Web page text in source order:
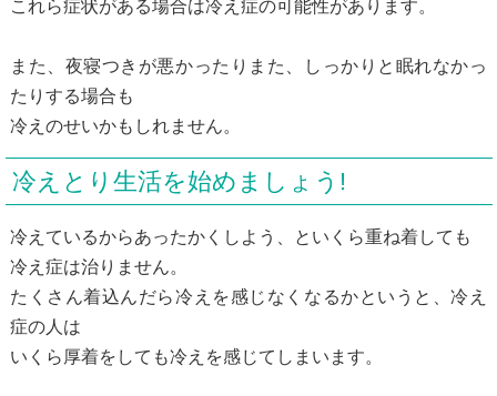
これら症状がある場合は冷え症の可能性があります。
また、夜寝つきが悪かったりまた、しっかりと眠れなかっ
たりする場合も
冷えのせいかもしれません。
冷えとり生活を始めましょう!
冷えているからあったかくしよう、といくら重ね着しても
冷え症は治りません。
たくさん着込んだら冷えを感じなくなるかというと、冷え
症の人は
いくら厚着をしても冷えを感じてしまいます。